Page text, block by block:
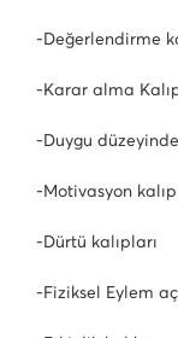
-Değerlendirme
-Karar alma
-Duygu
-Motivasyon
-Dürtü kalıpları
-Fiziksel Eylem